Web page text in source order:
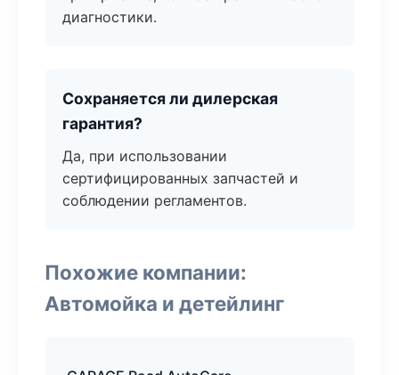
диагностики.
Сохраняется ли дилерская
гарантия?
Да, при использовании
сертифицированных запчастей и
соблюдении регламентов.
Похожие компании:
Автомойка и детейлинг